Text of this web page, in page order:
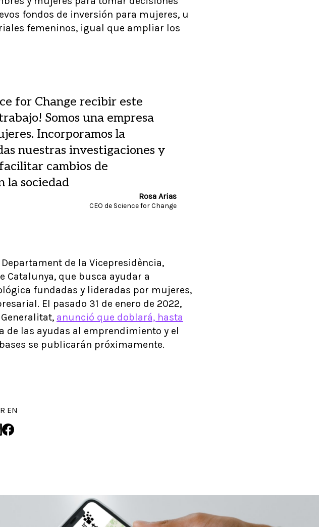
fondos de inversión para mujeres, u
femeninos, igual que ampliar los
for Change recibir este
Somos una empresa
Incorporamos la
nuestras investigaciones y
cambios de
la sociedad
Rosa Arias
CEO de Science for Change
de la Vicepresidència,
Catalunya, que busca ayudar a
fundadas y lideradas por mujeres,
El pasado 31 de enero de 2022,
anunció que doblará, hasta
de las ayudas al emprendimiento y el
se publicarán próximamente.
EN